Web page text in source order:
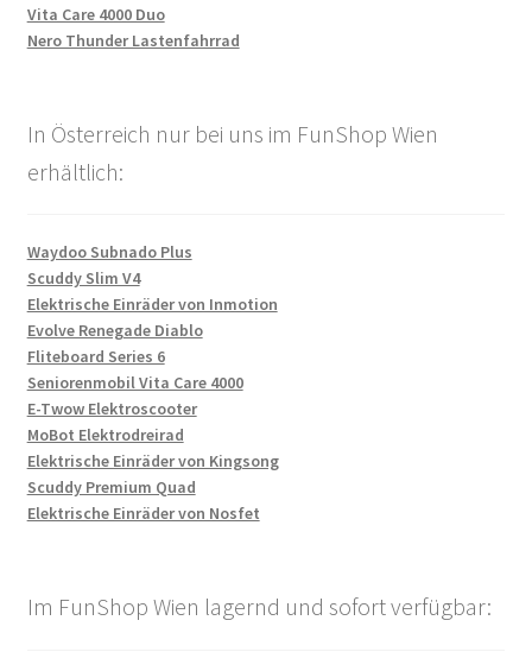
Vita Care 4000 Duo
Nero Thunder Lastenfahrrad
In Österreich nur bei uns im FunShop Wien
erhältlich:
Waydoo Subnado Plus
Scuddy Slim V4
Elektrische Einräder von Inmotion
Evolve Renegade Diablo
Fliteboard Series 6
Seniorenmobil Vita Care 4000
E-Twow Elektroscooter
MoBot Elektrodreirad
Elektrische Einräder von Kingsong
Scuddy Premium Quad
Elektrische Einräder von Nosfet
Im FunShop Wien lagernd und sofort verfügbar: